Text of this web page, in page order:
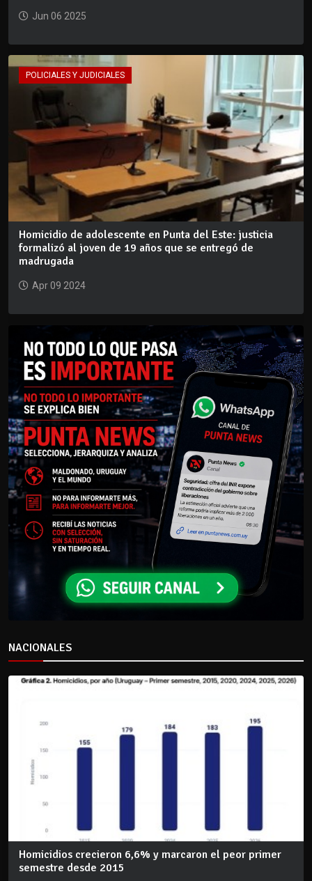
Jun 06 2025
POLICIALES Y JUDICIALES
Homicidio de adolescente en Punta del Este: justicia
formalizó al joven de 19 años que se entregó de
madrugada
Apr 09 2024
NACIONALES
Homicidios crecieron 6,6% y marcaron el peor primer
semestre desde 2015